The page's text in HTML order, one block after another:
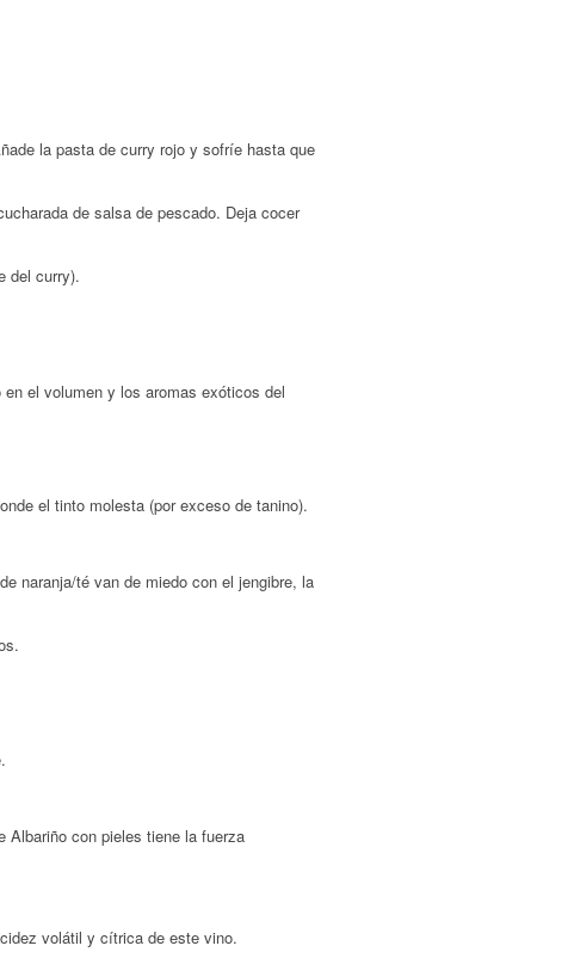
la pasta de curry rojo y sofríe hasta que
de salsa de pescado. Deja cocer
del curry).
el volumen y los aromas exóticos del
el tinto molesta (por exceso de tanino).
naranja/té van de miedo con el jengibre, la
Albariño con pieles tiene la fuerza
volátil y cítrica de este vino.